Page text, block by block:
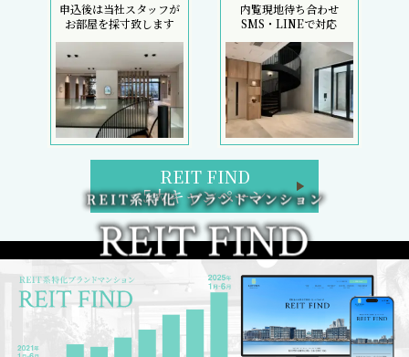
申込後は当社スタッフが
お部屋を採寸致します
内覧現地待ち合わせ
SMS・LINEで対応
REIT FIND
5大キャンペーン